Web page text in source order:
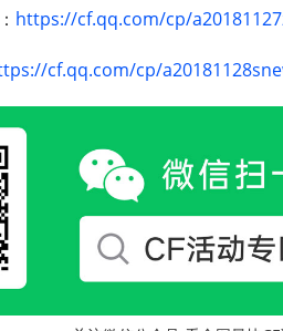
https://cf.qq.com/cp/
cf.qq.com/cp/